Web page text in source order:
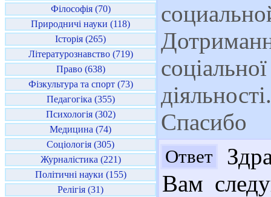
Філософія (70)
Природничі науки (118)
Історія (265)
Літературознавство (719)
Право (638)
Фізкультура та спорт (73)
Педагогіка (355)
Психологія (302)
Медицина (74)
Соціологія (305)
Журналістика (221)
Політичні науки (155)
Релігія (31)
Спасибо
Ответ
Вам